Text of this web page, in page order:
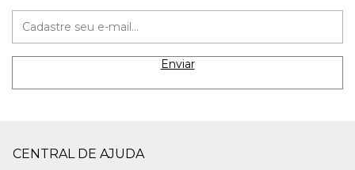
CENTRAL DE AJUDA